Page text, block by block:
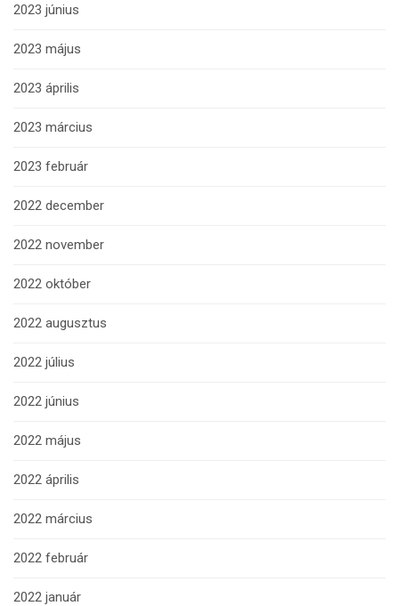
2023 június
2023 május
2023 április
2023 március
2023 február
2022 december
2022 november
2022 október
2022 augusztus
2022 július
2022 június
2022 május
2022 április
2022 március
2022 február
2022 január